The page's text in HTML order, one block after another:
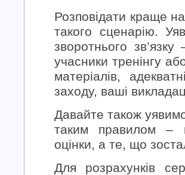
Розповідати краще
такого сценарію.
зворотнього
учасники тренінгу
матеріалів,
заходу, ваші
Давайте також
таким правилом –
оцінки, а те, що
Для розрахунків